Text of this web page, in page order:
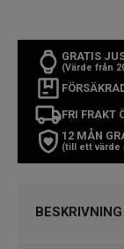
GRATIS
(Värde från
FRI FRAKT
12 MÅN
(till ett värde
BESKRIVNING